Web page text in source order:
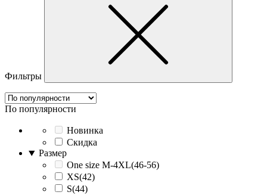
Фильтры
По популярности
Новинка
Скидка
Размер
One size M-4XL(46-56)
XS(42)
S(44)